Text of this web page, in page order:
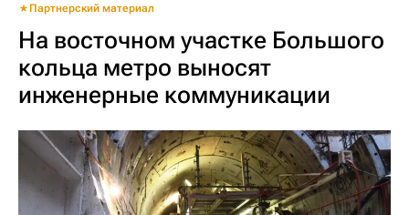
Партнерский материал
На восточном участке Большого
кольца метро выносят
инженерные коммуникации